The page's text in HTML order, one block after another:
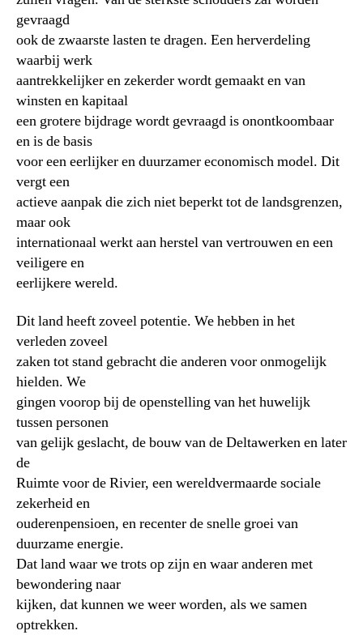
gevraagd
ook de zwaarste lasten te dragen. Een herverdeling
waarbij werk
aantrekkelijker en zekerder wordt gemaakt en van
winsten en kapitaal
een grotere bijdrage wordt gevraagd is onontkoombaar
en is de basis
voor een eerlijker en duurzamer economisch model. Dit
vergt een
actieve aanpak die zich niet beperkt tot de landsgrenzen,
maar ook
internationaal werkt aan herstel van vertrouwen en een
veiligere en
eerlijkere wereld.
Dit land heeft zoveel potentie. We hebben in het
verleden zoveel
zaken tot stand gebracht die anderen voor onmogelijk
hielden. We
gingen voorop bij de openstelling van het huwelijk
tussen personen
van gelijk geslacht, de bouw van de Deltawerken en later
de
Ruimte voor de Rivier, een wereldvermaarde sociale
zekerheid en
ouderenpensioen, en recenter de snelle groei van
duurzame energie.
Dat land waar we trots op zijn en waar anderen met
bewondering naar
kijken, dat kunnen we weer worden, als we samen
optrekken.